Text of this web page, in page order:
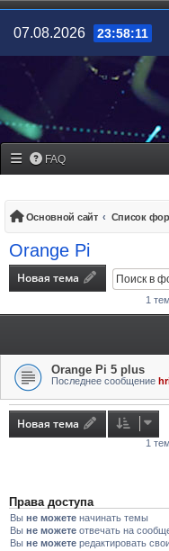
07.08.2026 23:58:11
FAQ
Основной сайт Список
Orange Pi
Новая тема
1
Orange Pi 5 plus
Последнее сообщение
Новая тема
1
Права доступа
Вы не можете начинать темы
Вы не можете отвечать на
Вы не можете редактировать